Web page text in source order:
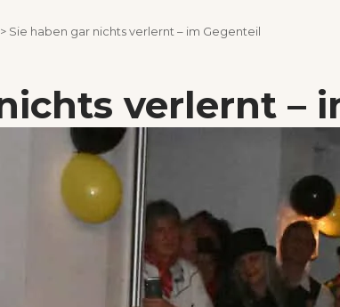
> Sie haben gar nichts verlernt – im Gegenteil
verlernt –